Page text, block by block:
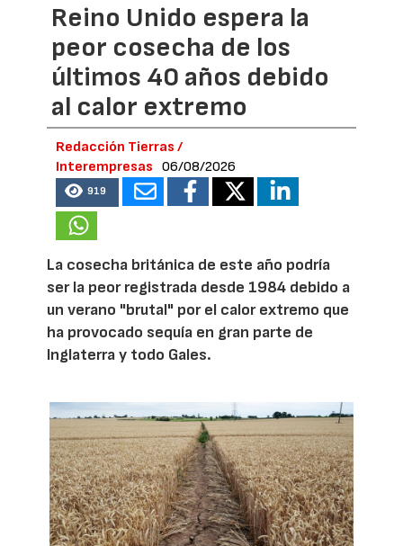
Reino Unido espera la
peor cosecha de los
últimos 40 años debido
al calor extremo
Redacción Tierras /
Interempresas
06/08/2026
919
La cosecha británica de este año podría
ser la peor registrada desde 1984 debido a
un verano "brutal" por el calor extremo que
ha provocado sequía en gran parte de
Inglaterra y todo Gales.